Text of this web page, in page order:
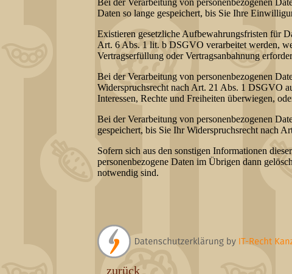
Bei der Verarbeitung von personenbezogenen
Daten so lange gespeichert, bis Sie Ihre
Existieren gesetzliche Aufbewahrungsfristen für
Art. 6 Abs. 1 lit. b DSGVO verarbeitet werden,
Vertragserfüllung oder Vertragsanbahnung
Bei der Verarbeitung von personenbezogenen
Widerspruchsrecht nach Art. 21 Abs. 1 DSGVO
Interessen, Rechte und Freiheiten überwiegen,
Bei der Verarbeitung von personenbezogenen
gespeichert, bis Sie Ihr Widerspruchsrecht nach
Sofern sich aus den sonstigen Informationen
personenbezogene Daten im Übrigen dann
notwendig sind.
zurück